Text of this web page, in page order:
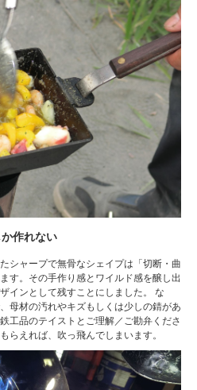
作れない
シャープで無骨なシェイプは「切断・曲
す。その手作り感とワイルド感を醸し出
インとして残すことにしました。 な
母材の汚れやキズもしくは少しの錆があ
工品のテイストとご理解／ご勘弁くださ
らえれば、吹っ飛んでしまいます。